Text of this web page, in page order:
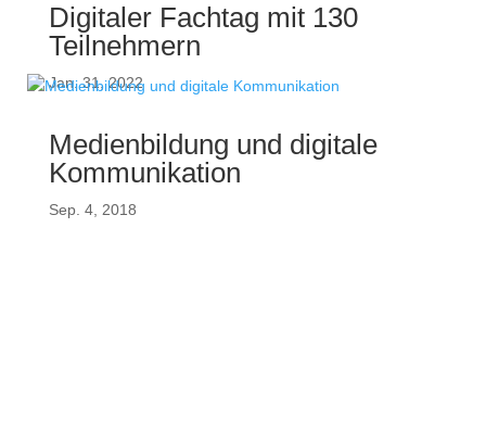
Digitaler Fachtag mit 130
Teilnehmern
Jan. 31, 2022
Medienbildung und digitale
Kommunikation
Sep. 4, 2018